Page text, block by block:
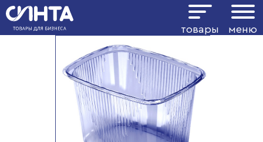
товары меню